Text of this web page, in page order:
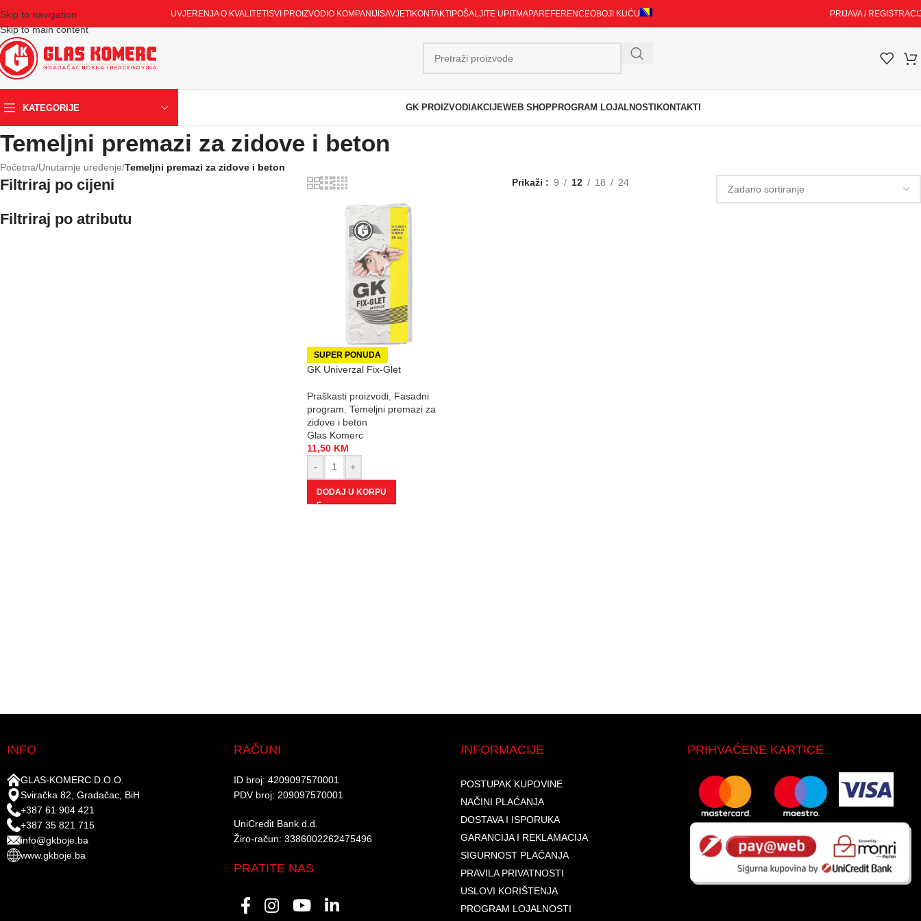
Skip to navigation
Skip to main content
UVJERENJA O KVALITETI SVI PROIZVODI O KOMPANIJI SAVJETI KONTAKTI POŠALJITE UPITMAPAREFERENCEOBOJI KUĆU PRIJAVA /
KATEGORIJE GK PROIZVODI AKCIJEWEB SHOPPROGRAM LOJALNOSTI KONTAKTI
Temeljni premazi za zidove i beton
Početna/Unutarnje uređenje/Temeljni premazi za zidove i beton
Filtriraj po cijeni
Filtriraj po atributu
Prikaži 9 12 18 24
SUPER PONUDA
GK Univerzal Fix-Glet
Praškasti proizvodi, Fasadni
program Temeljni premazi za
zidove i beton
Glas Komerc
11,50 KM
-
+
DODAJ U KORPU
INFO
GLAS-KOMERC D.O.O.
Sviračka 82, Gradačac, BiH
+387 61 904 421
+387 35 821 715
info@gkboje.ba
www.gkboje.ba
RAČUNI
ID broj: 4209097570001​
PDV broj: 209097570001 ​
UniCredit Bank d.d.​
Žiro-račun: 3386002262475496​​
PRATITE NAS
INFORMACIJE
POSTUPAK KUPOVINE
NAČINI PLAĆANJA
DOSTAVA I ISPORUKA
GARANCIJA I REKLAMACIJA
SIGURNOST PLAĆANJA
PRAVILA PRIVATNOSTI
USLOVI KORIŠTENJA
PROGRAM LOJALNOSTI
PRIHVAĆENE KARTICE